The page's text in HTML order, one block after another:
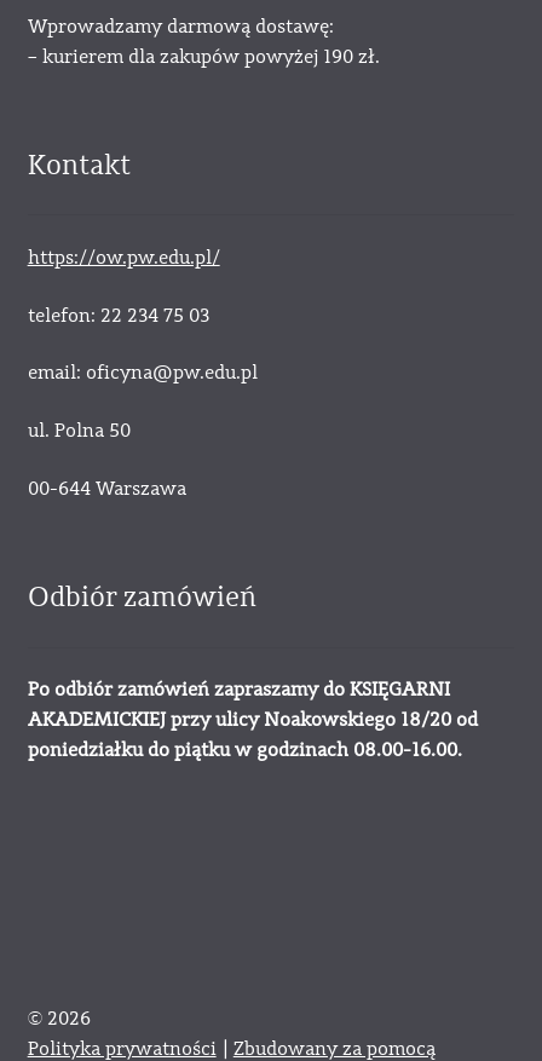
Wprowadzamy darmową dostawę:
– kurierem dla zakupów powyżej 190 zł.
Kontakt
https://ow.pw.edu.pl/
telefon: 22 234 75 03
email: oficyna@pw.edu.pl
ul. Polna 50
00-644 Warszawa
Odbiór zamówień
Po odbiór zamówień zapraszamy do KSIĘGARNI
AKADEMICKIEJ przy ulicy Noakowskiego 18/20 od
poniedziałku do piątku w godzinach 08.00-16.00.
© 2026
Polityka prywatności
Zbudowany za pomocą